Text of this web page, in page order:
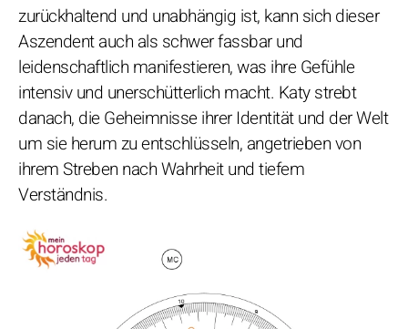
zurückhaltend und unabhängig ist, kann sich dieser
Aszendent auch als schwer fassbar und
leidenschaftlich manifestieren, was ihre Gefühle
intensiv und unerschütterlich macht. Katy strebt
danach, die Geheimnisse ihrer Identität und der Welt
um sie herum zu entschlüsseln, angetrieben von
ihrem Streben nach Wahrheit und tiefem
Verständnis.